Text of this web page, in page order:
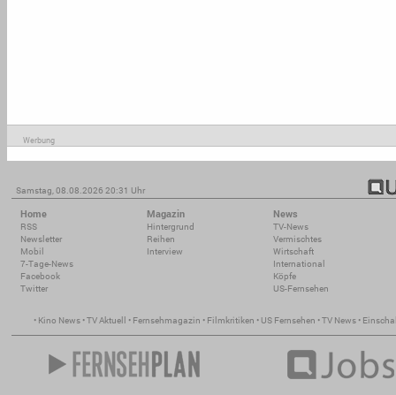
Werbung
Samstag, 08.08.2026 20:31 Uhr
Home
RSS
Newsletter
Mobil
7-Tage-News
Facebook
Twitter
Magazin
Hintergrund
Reihen
Interview
News
TV-News
Vermischtes
Wirtschaft
International
Köpfe
US-Fernsehen
• Kino News •TV Aktuell • Fernsehmagazin • Filmkritiken • US Fernsehen •TV News •